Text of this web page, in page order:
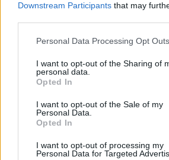
Downstream Participants that may
Personal Data Processing Opt Outs
I want to opt-out of the Sharing of
personal data.
Opted In
I want to opt-out of the Sale of my
Personal Data.
Opted In
I want to opt-out of processing my
Personal Data for Targeted
Esim for Global
Esim for USA|Esim for Italy|